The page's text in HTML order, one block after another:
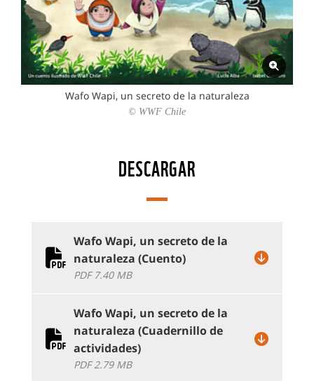
Wafo Wapi, un secreto de la naturaleza
© WWF Chile
DESCARGAR
Wafo Wapi, un secreto de la
naturaleza (Cuento)
PDF 7.40 MB
Wafo Wapi, un secreto de la
naturaleza (Cuadernillo de
actividades)
PDF 2.79 MB